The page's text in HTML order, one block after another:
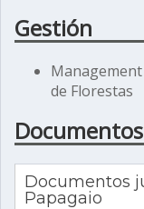
Gestión
de Florestas
Documentos
Papagaio